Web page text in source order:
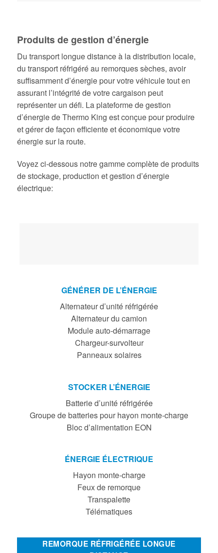
Produits de gestion d’énergie
Du transport longue distance à la distribution locale,
du transport réfrigéré au remorques sèches, avoir
suffisamment d’énergie pour votre véhicule tout en
assurant l’intégrité de votre cargaison peut
représenter un défi. La plateforme de gestion
d’énergie de Thermo King est conçue pour produire
et gérer de façon efficiente et économique votre
énergie sur la route.
Voyez ci-dessous notre gamme complète de produits
de stockage, production et gestion d’énergie
électrique:
GÉNÉRER DE L’ÉNERGIE
Alternateur d’unité réfrigérée
Alternateur du camion
Module auto-démarrage
Chargeur-survolteur
Panneaux solaires
STOCKER L’ÉNERGIE
Batterie d’unité réfrigérée
Groupe de batteries pour hayon monte-charge
Bloc d’alimentation EON
ÉNERGIE ÉLECTRIQUE
Hayon monte-charge
Feux de remorque
Transpalette
Télématiques
REMORQUE RÉFRIGÉRÉE LONGUE